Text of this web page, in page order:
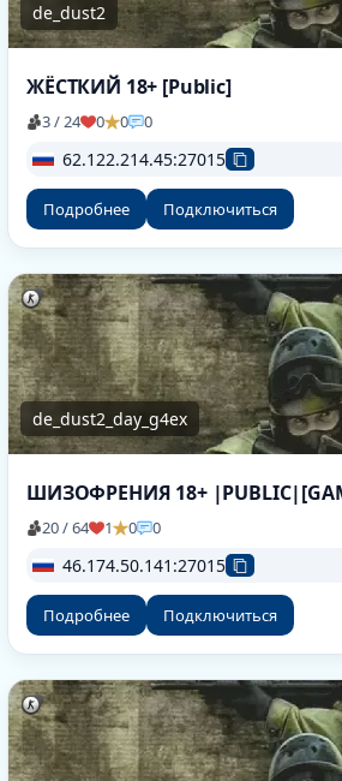
de_dust2
ЖЁСТКИЙ 18+ [Public]
3 / 24 0 0 0
62.122.214.45:27015
Подробнее Подключиться
de_dust2_day_g4ex
ШИЗОФРЕНИЯ 18+
20 / 64 1 0 0
46.174.50.141:27015
Подробнее Подключиться